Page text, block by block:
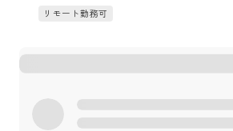
リモート勤務可